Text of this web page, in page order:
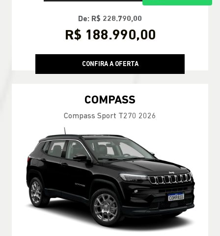
De: R$ 228.790,00
R$ 188.990,00
CONFIRA A OFERTA
COMPASS
Compass Sport T270 2026